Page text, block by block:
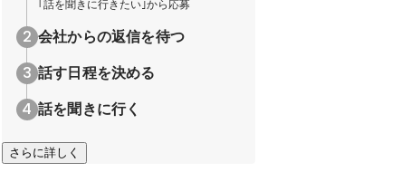
｢話を聞きに行きたい｣から応募
会社からの返信を待つ
話す日程を決める
話を聞きに行く
さらに詳しく